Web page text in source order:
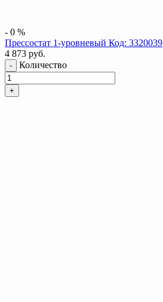
- 0 %
Прессостат 1-уровневый Код: 3320039
4 873 руб.
- Количество
+